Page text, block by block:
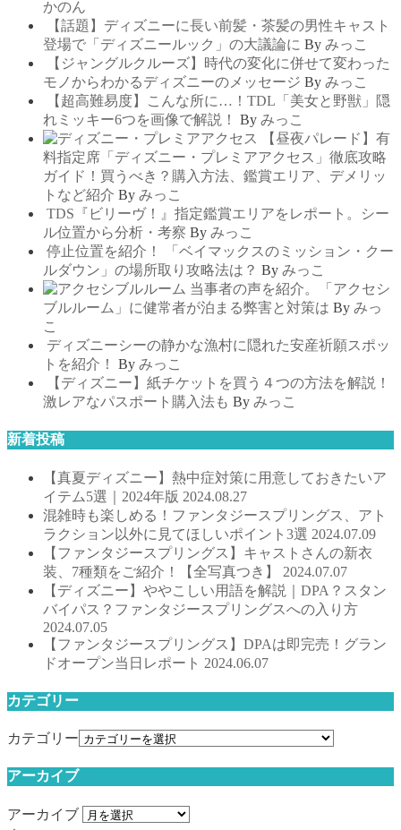
かのん
【話題】ディズニーに長い前髪・茶髪の男性キャスト
登場で「ディズニールック」の大議論に By みっこ
【ジャングルクルーズ】時代の変化に併せて変わった
モノからわかるディズニーのメッセージ By みっこ
【超高難易度】こんな所に…！TDL「美女と野獣」隠
れミッキー6つを画像で解説！
By みっこ
【昼夜パレード】有
料指定席「ディズニー・プレミアアクセス」徹底攻略
ガイド！買うべき？購入方法、鑑賞エリア、デメリッ
トなど紹介 By みっこ
TDS『ビリーヴ！』指定鑑賞エリアをレポート。シー
ル位置から分析・考察 By みっこ
停止位置を紹介！ 「ベイマックスのミッション・クー
ルダウン」の場所取り攻略法は？ By みっこ
当事者の声を紹介。「アクセシ
ブルルーム」に健常者が泊まる弊害と対策は By みっ
こ
ディズニーシーの静かな漁村に隠れた安産祈願スポッ
トを紹介！
By みっこ
【ディズニー】紙チケットを買う４つの方法を解説！
激レアなパスポート購入法も By みっこ
新着投稿
【真夏ディズニー】熱中症対策に用意しておきたいア
イテム5選｜2024年版 2024.08.27
混雑時も楽しめる！ファンタジースプリングス、アト
ラクション以外に見てほしいポイント3選 2024.07.09
【ファンタジースプリングス】キャストさんの新衣
装、7種類をご紹介！【全写真つき】 2024.07.07
【ディズニー】ややこしい用語を解説｜DPA？スタン
バイパス？ファンタジースプリングスへの入り方
2024.07.05
【ファンタジースプリングス】DPAは即完売！グラン
ドオープン当日レポート 2024.06.07
カテゴリー
カテゴリー
アーカイブ
アーカイブ